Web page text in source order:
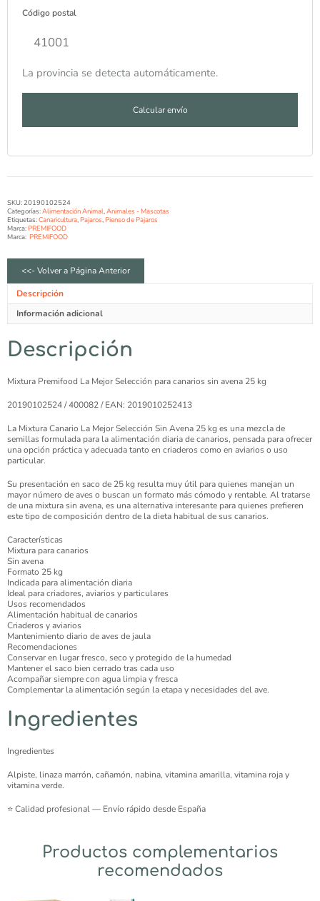
Código postal
La provincia se detecta automáticamente.
Calcular envío
SKU:20190102524
Categorías:Alimentación Animal,Animales - Mascotas
Etiquetas:Canaricultura,Pajaros,Pienso de Pajaros
Marca:PREMIFOOD
Marca: PREMIFOOD
<<- Volver a Página Anterior
Descripción
Información adicional
Descripción
Mixtura Premifood La Mejor Selección para canarios sin avena 25 kg
20190102524 / 400082 / EAN: 2019010252413
La Mixtura Canario La Mejor Selección Sin Avena 25 kg es una mezcla de
semillas formulada para la alimentación diaria de canarios, pensada para ofrecer
una opción práctica y adecuada tanto en criaderos como en aviarios o uso
particular.
Su presentación en saco de 25 kg resulta muy útil para quienes manejan un
mayor número de aves o buscan un formato más cómodo y rentable. Al tratarse
de una mixtura sin avena, es una alternativa interesante para quienes prefieren
este tipo de composición dentro de la dieta habitual de sus canarios.
Características
Mixtura para canarios
Sin avena
Formato 25 kg
Indicada para alimentación diaria
Ideal para criadores, aviarios y particulares
Usos recomendados
Alimentación habitual de canarios
Criaderos y aviarios
Mantenimiento diario de aves de jaula
Recomendaciones
Conservar en lugar fresco, seco y protegido de la humedad
Mantener el saco bien cerrado tras cada uso
Acompañar siempre con agua limpia y fresca
Complementar la alimentación según la etapa y necesidades del ave.
Ingredientes
Ingredientes
Alpiste, linaza marrón, cañamón, nabina, vitamina amarilla, vitamina roja y
vitamina verde.
⭐ Calidad profesional — Envío rápido desde España
Productos complementarios
recomendados